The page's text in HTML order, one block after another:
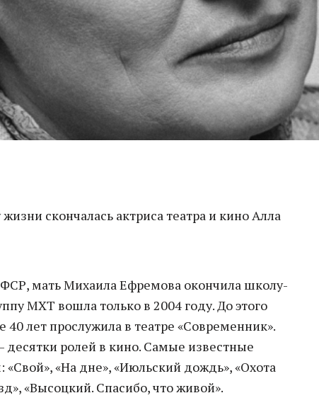
скончалась актриса театра и кино Алла
мать Михаила Ефремова окончила школу-
МХТ вошла только в 2004 году. До этого
40 лет прослужила в театре «Современник».
десятки ролей в кино. Самые известные
«На дне», «Июльский дождь», «Охота
«Высоцкий. Спасибо, что живой».